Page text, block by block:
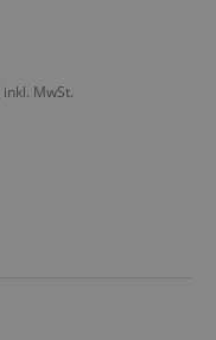
inkl. MwSt.